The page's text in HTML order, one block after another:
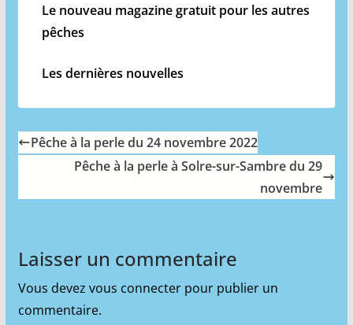
Le nouveau magazine gratuit pour les autres
pêches
Les dernières nouvelles
Pêche à la perle du 24 novembre 2022
Pêche à la perle à Solre-sur-Sambre du 29
novembre
Laisser un commentaire
Vous devez vous connecterpour publier un
commentaire.